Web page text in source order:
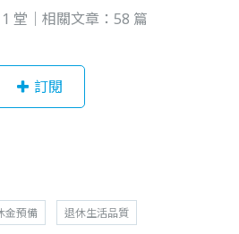
堂｜相關文章：58 篇
訂閱
金預備 退休生活品質